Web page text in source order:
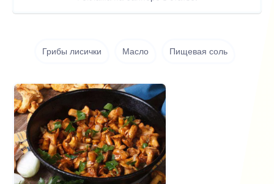
Грибы лисички Масло Пищевая соль